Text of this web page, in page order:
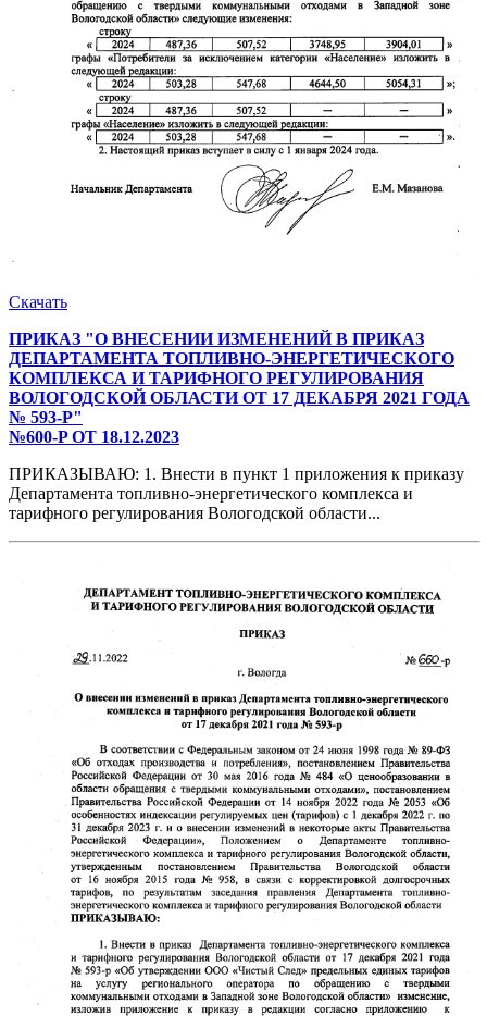
Скачать
ПРИКАЗ "О ВНЕСЕНИИ ИЗМЕНЕНИЙ В ПРИКАЗ
ДЕПАРТАМЕНТА ТОПЛИВНО-ЭНЕРГЕТИЧЕСКОГО
КОМПЛЕКСА И ТАРИФНОГО РЕГУЛИРОВАНИЯ
ВОЛОГОДСКОЙ ОБЛАСТИ ОТ 17 ДЕКАБРЯ 2021 ГОДА
№ 593-Р"
№600-P ОТ 18.12.2023
ПРИКАЗЫВАЮ: 1. Внести в пункт 1 приложения к приказу
Департамента топливно-энергетического комплекса и
тарифного регулирования Вологодской области...